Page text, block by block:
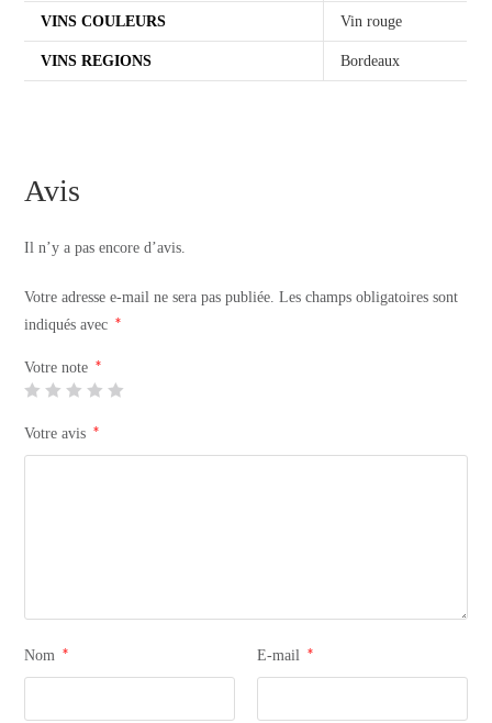
VINS COULEURS Vin rouge
VINS REGIONS Bordeaux
Avis
Il n’y a pas encore d’avis.
Votre adresse e-mail ne sera pas publiée. Les champs obligatoires sont
indiqués avec
*
Votre note *
Votre avis *
Nom * E-mail *